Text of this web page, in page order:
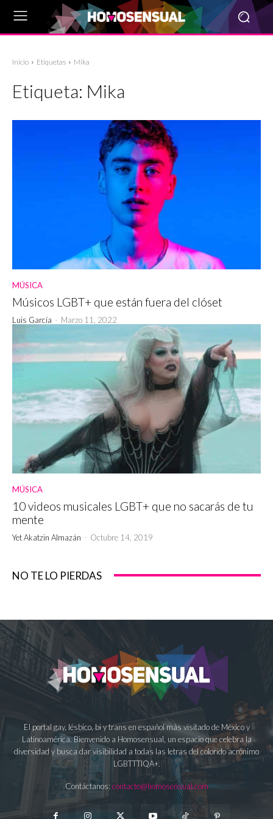
Inicio Etiquetas Mika
Etiqueta: Mika
MÚSICA
Músicos LGBT+ que están fuera del clóset
Luis García - Marzo 11, 2022
MÚSICA
10 videos musicales LGBT+ que no sacarás de tu
mente
Yet Akatzin Almazán - Octubre 14, 2019
NO TE LO PIERDAS
El portal gay, lésbico, bi y trans en español más visitado de México y
Latinoamérica. Bienvenido a Homosensual, un espacio que celebra la
diversidad y busca dar visibilidad a todas las letras del colorido acrónimo
LGBTTTIQA+.
Contáctanos: contacto@homosensual.com